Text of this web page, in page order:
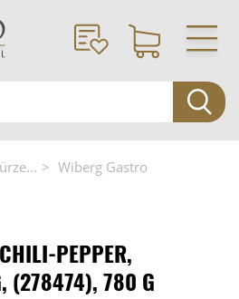
Wiberg Gastro
PEPPER,
(278474), 780 G